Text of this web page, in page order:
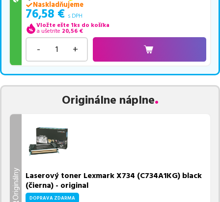
Naskladňujeme
76,58 € s DPH
Vložte ešte 1ks do košíka
a ušetríte 20,56 €
- +
Originálne náplne
Originálny Laserový toner Lexmark X734 (C734A1KG) black
(čierna) - original
DOPRAVA ZDARMA